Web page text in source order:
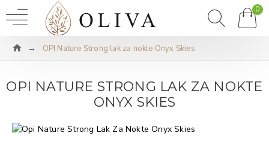
0
OPI Nature Strong lak za nokte Onyx Skies
OPI NATURE STRONG LAK ZA NOKTE
ONYX SKIES